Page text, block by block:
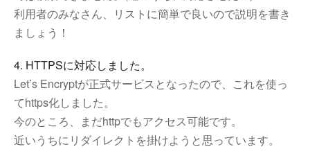
利用者のみなさん、リストに簡単で良いので説明を書き
ましょう！
4. HTTPSに対応しました。
Let’s Encryptが正式サービスとなったので、これを使っ
てhttps化しました。
今のところ、まだhttpでもアクセス可能です。
近いうちにリダイレクトを掛けようと思っています。